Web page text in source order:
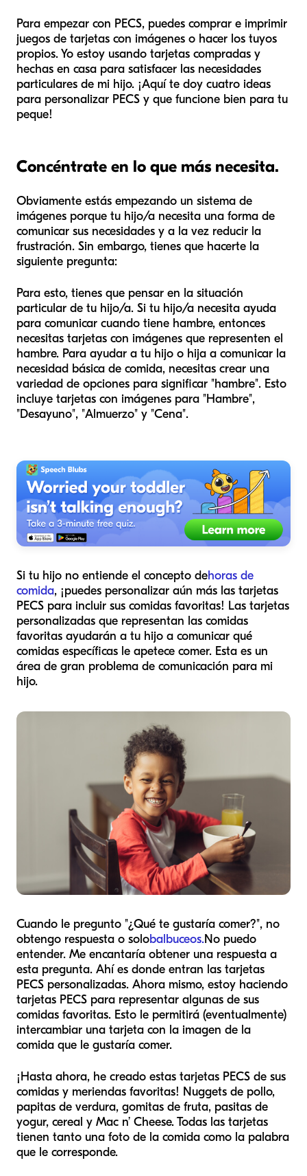
Para empezar con PECS, puedes comprar e imprimir
juegos de tarjetas con imágenes o hacer los tuyos
propios. Yo estoy usando tarjetas compradas y
hechas en casa para satisfacer las necesidades
particulares de mi hijo. ¡Aquí te doy cuatro ideas
para personalizar PECS y que funcione bien para tu
peque!
Concéntrate en lo que más necesita.
Obviamente estás empezando un sistema de
imágenes porque tu hijo/a necesita una forma de
comunicar sus necesidades y a la vez reducir la
frustración. Sin embargo, tienes que hacerte la
siguiente pregunta:
Para esto, tienes que pensar en la situación
particular de tu hijo/a. Si tu hijo/a necesita ayuda
para comunicar cuando tiene hambre, entonces
necesitas tarjetas con imágenes que representen el
hambre. Para ayudar a tu hijo o hija a comunicar la
necesidad básica de comida, necesitas crear una
variedad de opciones para significar "hambre". Esto
incluye tarjetas con imágenes para "Hambre",
"Desayuno", "Almuerzo" y "Cena".
Si tu hijo no entiende el concepto dehoras de
comida, ¡puedes personalizar aún más las tarjetas
PECS para incluir sus comidas favoritas! Las tarjetas
personalizadas que representan las comidas
favoritas ayudarán a tu hijo a comunicar qué
comidas específicas le apetece comer. Esta es un
área de gran problema de comunicación para mi
hijo.
Cuando le pregunto "¿Qué te gustaría comer?", no
obtengo respuesta o solobalbuceos.No puedo
entender. Me encantaría obtener una respuesta a
esta pregunta. Ahí es donde entran las tarjetas
PECS personalizadas. Ahora mismo, estoy haciendo
tarjetas PECS para representar algunas de sus
comidas favoritas. Esto le permitirá (eventualmente)
intercambiar una tarjeta con la imagen de la
comida que le gustaría comer.
¡Hasta ahora, he creado estas tarjetas PECS de sus
comidas y meriendas favoritas! Nuggets de pollo,
papitas de verdura, gomitas de fruta, pasitas de
yogur, cereal y Mac n’ Cheese. Todas las tarjetas
tienen tanto una foto de la comida como la palabra
que le corresponde.